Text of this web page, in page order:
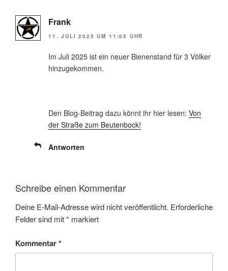
Frank
11. JULI 2025 UM 11:05 UHR
Im Juli 2025 ist ein neuer Bienenstand für 3 Völker
hinzugekommen.
Den Blog-Beitrag dazu könnt ihr hier lesen: Von
der Straße zum Beutenbock!
Antworten
Schreibe einen Kommentar
Deine E-Mail-Adresse wird nicht veröffentlicht. Erforderliche
Felder sind mit* markiert
Kommentar*